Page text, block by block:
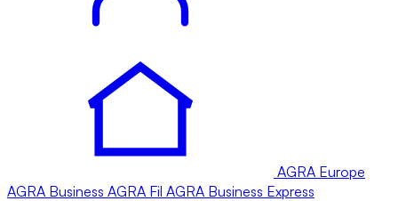
AGRA Europe
AGRA Business AGRA Fil AGRA Business Express